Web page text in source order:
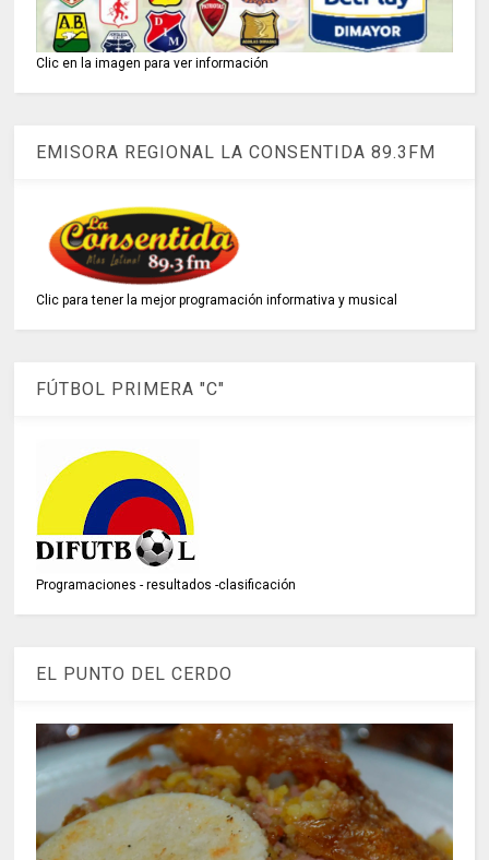
Clic en la imagen para ver información
EMISORA REGIONAL LA CONSENTIDA 89.3FM
Clic para tener la mejor programación informativa y musical
FÚTBOL PRIMERA "C"
Programaciones - resultados -clasificación
EL PUNTO DEL CERDO